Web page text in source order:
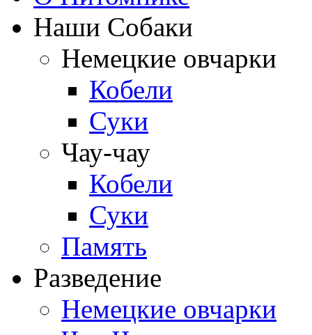
Наши Собаки
Немецкие овчарки
Кобели
Суки
Чау-чау
Кобели
Суки
Память
Разведение
Немецкие овчарки